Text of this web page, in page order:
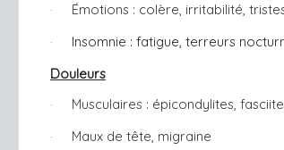
· Émotions : colère, irritabilité,
·
Insomnie : fatigue, terreurs
Douleurs
· Musculaires : épicondylites,
· Maux de tête, migraine